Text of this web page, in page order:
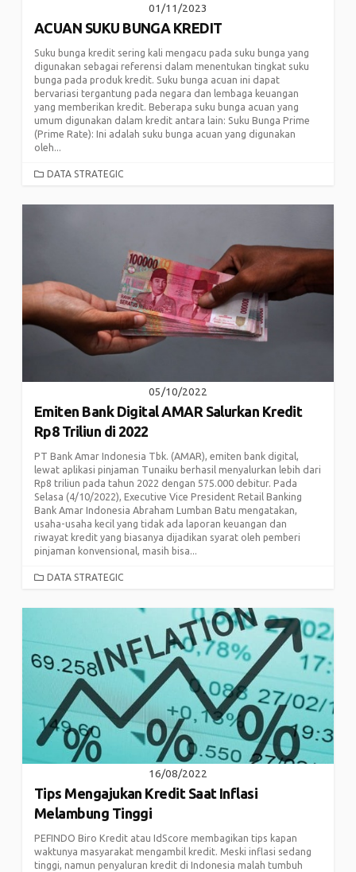
01/11/2023
ACUAN SUKU BUNGA KREDIT
Suku bunga kredit sering kali mengacu pada suku bunga yang
digunakan sebagai referensi dalam menentukan tingkat suku
bunga pada produk kredit. Suku bunga acuan ini dapat
bervariasi tergantung pada negara dan lembaga keuangan
yang memberikan kredit. Beberapa suku bunga acuan yang
umum digunakan dalam kredit antara lain: Suku Bunga Prime
(Prime Rate): Ini adalah suku bunga acuan yang digunakan
oleh...
CATEGORIES
DATA STRATEGIC
05/10/2022
Emiten Bank Digital AMAR Salurkan Kredit
Rp8 Triliun di 2022
PT Bank Amar Indonesia Tbk. (AMAR), emiten bank digital,
lewat aplikasi pinjaman Tunaiku berhasil menyalurkan lebih dari
Rp8 triliun pada tahun 2022 dengan 575.000 debitur. Pada
Selasa (4/10/2022), Executive Vice President Retail Banking
Bank Amar Indonesia Abraham Lumban Batu mengatakan,
usaha-usaha kecil yang tidak ada laporan keuangan dan
riwayat kredit yang biasanya dijadikan syarat oleh pemberi
pinjaman konvensional, masih bisa...
CATEGORIES
DATA STRATEGIC
16/08/2022
Tips Mengajukan Kredit Saat Inflasi
Melambung Tinggi
PEFINDO Biro Kredit atau IdScore membagikan tips kapan
waktunya masyarakat mengambil kredit. Meski inflasi sedang
tinggi, namun penyaluran kredit di Indonesia malah tumbuh